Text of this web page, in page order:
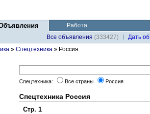
Работа
Все объявления (333427)
Дaть
» Спецтехника » Россия
Спецтехника: Все страны Россия
Спецтехника Россия
Стр. 1